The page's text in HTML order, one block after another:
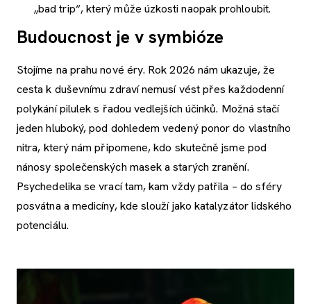
„bad trip“, který může úzkosti naopak prohloubit.
Budoucnost je v symbióze
Stojíme na prahu nové éry. Rok 2026 nám ukazuje, že
cesta k duševnímu zdraví nemusí vést přes každodenní
polykání pilulek s řadou vedlejších účinků. Možná stačí
jeden hluboký, pod dohledem vedený ponor do vlastního
nitra, který nám připomene, kdo skutečně jsme pod
nánosy společenských masek a starých zranění.
Psychedelika se vrací tam, kam vždy patřila – do sféry
posvátna a medicíny, kde slouží jako katalyzátor lidského
potenciálu.